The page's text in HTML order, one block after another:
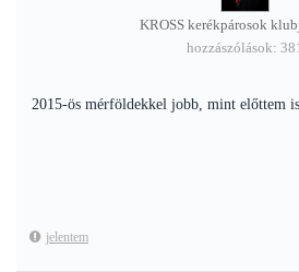
KROSS kerékpárosok
hozzászólások:
2015-ös mérföldekkel jobb, mint előttem
jelentem